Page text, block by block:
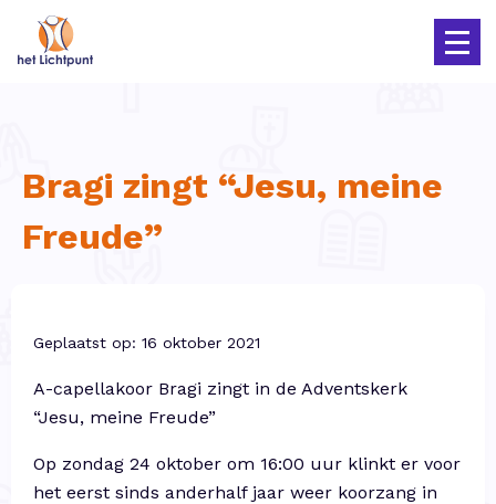
Bragi zingt “Jesu, meine
Freude”
Geplaatst op: 16 oktober 2021
A-capellakoor Bragi zingt in de Adventskerk
“Jesu, meine Freude”
Op zondag 24 oktober om 16:00 uur klinkt er voor
het eerst sinds anderhalf jaar weer koorzang in